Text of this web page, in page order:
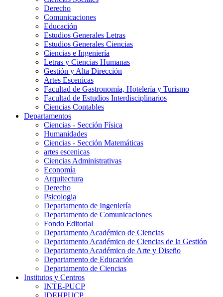
Derecho
Comunicaciones
Educación
Estudios Generales Letras
Estudios Generales Ciencias
Ciencias e Ingeniería
Letras y Ciencias Humanas
Gestión y Alta Dirección
Artes Escenicas
Facultad de Gastronomía, Hotelería y Turismo
Facultad de Estudios Interdisciplinarios
Ciencias Contables
Departamentos
Ciencias - Sección Física
Humanidades
Ciencias - Sección Matemáticas
artes escenicas
Ciencias Administrativas
Economía
Arquitectura
Derecho
Psicologia
Departamento de Ingeniería
Departamento de Comunicaciones
Fondo Editorial
Departamento Académico de Ciencias
Departamento Académico de Ciencias de la Gestión
Departamento Académico de Arte y Diseño
Departamento de Educación
Departamento de Ciencias
Institutos y Centros
INTE-PUCP
IDEHPUCP